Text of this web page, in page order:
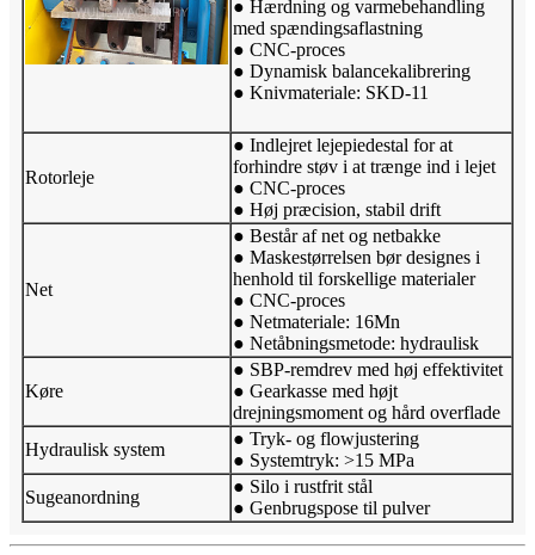
● Hærdning og varmebehandling
med spændingsaflastning
● CNC-proces
● Dynamisk balancekalibrering
● Knivmateriale: SKD-11
Rotorleje
● Indlejret lejepiedestal for at
forhindre støv i at trænge ind i lejet
● CNC-proces
● Høj præcision, stabil drift
Net
● Består af net og netbakke
● Maskestørrelsen bør designes i
henhold til forskellige materialer
● CNC-proces
● Netmateriale: 16Mn
● Netåbningsmetode: hydraulisk
Køre
● SBP-remdrev med høj effektivitet
● Gearkasse med højt
drejningsmoment og hård overflade
Hydraulisk system
● Tryk- og flowjustering
● Systemtryk: >15 MPa
Sugeanordning
● Silo i rustfrit stål
● Genbrugspose til pulver